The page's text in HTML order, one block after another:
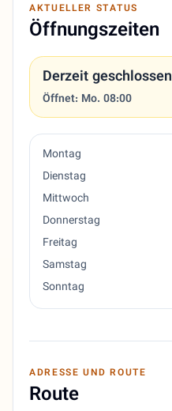
AKTUELLER STATUS
Öffnungszeiten
Derzeit geschlossen
Öffnet: Mo. 08:00
Montag
Dienstag
Mittwoch
Donnerstag
Freitag
Samstag
Sonntag
ADRESSE UND ROUTE
Route